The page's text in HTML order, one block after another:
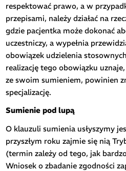
respektować prawo, a w
przepisami, należy działać na
gdzie pacjentka może dokonać
uczestniczy, a wypełnia
obowiązek udzielenia
realizację tego obowiązku
ze swoim sumieniem, powinien
specjalizację.
Sumienie pod lupą
O klauzuli sumienia usłyszymy
przyszłym roku zajmie się nią
(termin zależy od tego, jak
Wniosek o zbadanie zgodności